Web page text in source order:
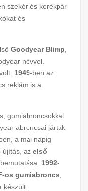
szekér és kerékpár
és
Goodyear Blimp
névvel.
1949-ben az
reklám is a
gumiabroncsokkal
abroncsai jártak
a mai napig
újítás, az első
1992-
os gumiabroncs
készült.